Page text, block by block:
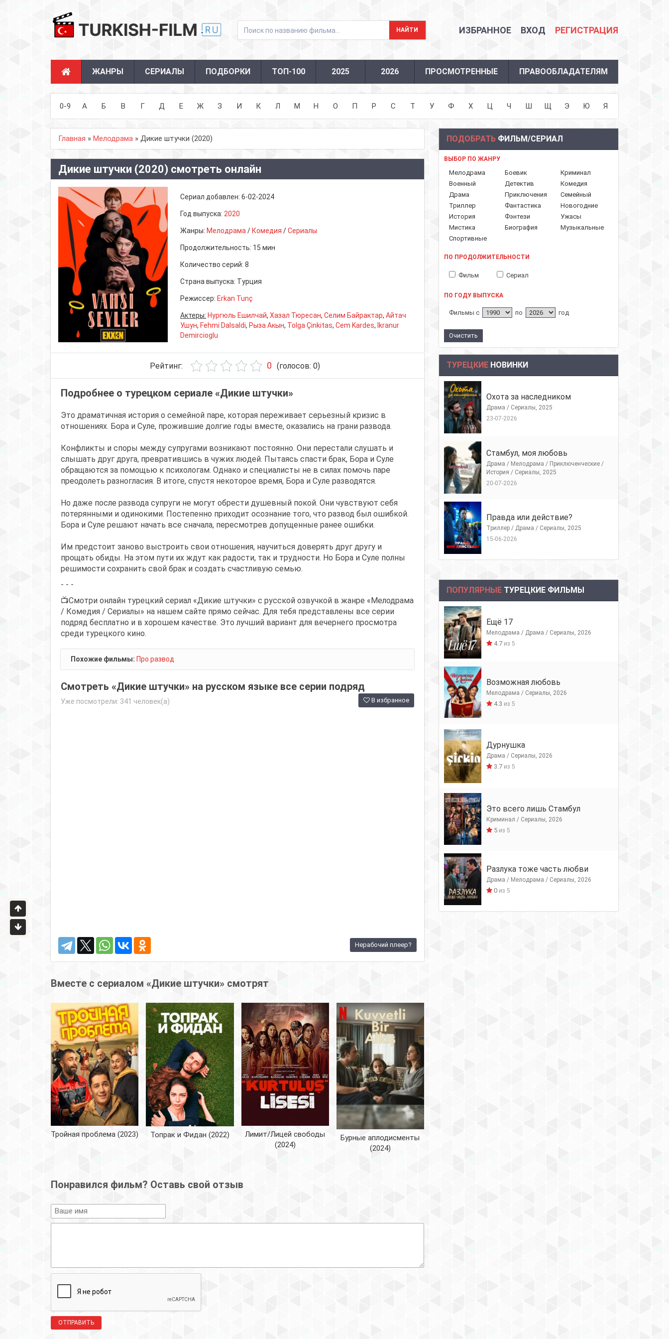
ИЗБРАННОЕ ВХОД РЕГИСТРАЦИЯ
ЖАНРЫ СЕРИАЛЫ ПОДБОРКИ ТОП-100 2025 2026 ПРОСМОТРЕННЫЕ ПРАВООБЛАДАТЕЛЯМ
0-9 А Б В Г Д Е Ж З И К Л М Н О П Р С Т У Ф Х Ц Ч Ш Щ Э Ю Я
Главная » Мелодрама » Дикие штучки (2020)
Дикие штучки (2020) смотреть онлайн
Сериал добавлен: 6-02-2024
Год выпуска: 2020
Жанры: Мелодрама / Комедия /Сериалы
Продолжительность: 15 мин
Количество серий: 8
Страна выпуска: Турция
Режиссер: Erkan Tunç
Актеры: Нургюль Ешилчай, Хазал Тюресан, Селим Байрактар, Айтач
Ушун, Fehmi Dalsaldi, Рыза Акын, Tolga Çinkitas, Cem Kardes, Ikranur
Demircioglu
Рейтинг: 0 (голосов: 0)
Подробнее о турецком сериале «Дикие штучки»
Это драматичная история о семейной паре, которая переживает серьезный кризис в
отношениях. Бора и Суле, прожившие долгие годы вместе, оказались на грани развода.
Конфликты и споры между супругами возникают постоянно. Они перестали слушать и
слышать друг друга, превратившись в чужих людей. Пытаясь спасти брак, Бора и Суле
обращаются за помощью к психологам. Однако и специалисты не в силах помочь паре
преодолеть разногласия. В итоге, спустя некоторое время, Бора и Суле разводятся.
Но даже после развода супруги не могут обрести душевный покой. Они чувствуют себя
потерянными и одинокими. Постепенно приходит осознание того, что развод был ошибкой.
Бора и Суле решают начать все сначала, пересмотрев допущенные ранее ошибки.
Им предстоит заново выстроить свои отношения, научиться доверять друг другу и
прощать обиды. На этом пути их ждут как радости, так и трудности. Но Бора и Суле полны
решимости сохранить свой брак и создать счастливую семью.
- - -
📺Смотри онлайн турецкий сериал «Дикие штучки» с русской озвучкой в жанре «Мелодрама
/ Комедия / Сериалы» на нашем сайте прямо сейчас. Для тебя представлены все серии
подряд бесплатно и в хорошем качестве. Это лучший вариант для вечернего просмотра
среди турецкого кино.
Похожие фильмы: Про развод
Смотреть «Дикие штучки» на русском языке все серии подряд
Уже посмотрели: 341 человек(а) В избранное
Нерабочий плеер?
Вместе с сериалом «Дикие штучки» смотрят
Тройная проблема (2023) Топрак и Фидан (2022)
Лимит/Лицей свободы
(2024)
Бурные аплодисменты
(2024)
Понравился фильм? Оставь свой отзыв
ОТПРАВИТЬ
ПОДОБРАТЬ ФИЛЬМ/СЕРИАЛ
ВЫБОР ПО ЖАНРУ
Мелодрама Боевик
Криминал
Военный
Детектив
Комедия
Драма
Приключения
Семейный
Триллер
Фантастика
Новогодние
История
Фэнтези
Ужасы
Мистика
Биография
Музыкальные
Спортивные
ПО ПРОДОЛЖИТЕЛЬНОСТИ
Фильм Сериал
ПО ГОДУ ВЫПУСКА
Фильмы с по год
ТУРЕЦКИЕ НОВИНКИ
Охота за наследником
Драма / Сериалы, 2025
23-07-2026
Стамбул, моя любовь
Драма / Мелодрама / Приключенческие /
История / Сериалы, 2025
20-07-2026
Правда или действие?
Триллер / Драма / Сериалы, 2025
15-06-2026
ПОПУЛЯРНЫЕ ТУРЕЦКИЕ ФИЛЬМЫ
Ещё 17
Мелодрама / Драма / Сериалы, 2026
4.7из 5
Возможная любовь
Мелодрама / Сериалы, 2026
4.3 из 5
Дурнушка
Драма / Сериалы, 2026
3.7из 5
Это всего лишь Стамбул
Криминал / Сериалы, 2026
5из 5
Разлука тоже часть любви
Драма / Мелодрама / Сериалы, 2026
0из 5